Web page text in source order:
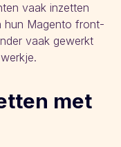
vaak inzetten
hun Magento front-
vaak gewerkt
met